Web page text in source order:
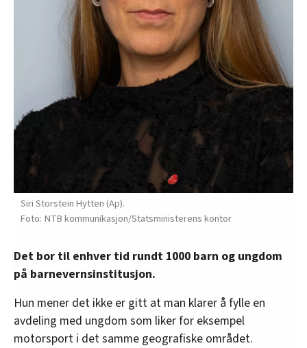
Siri Storstein Hytten (Ap).
NTB kommunikasjon/Statsministerens kontor
Det bor til enhver tid rundt 1000 barn og ungdom
på barnevernsinstitusjon.
Hun mener det ikke er gitt at man klarer å fylle en
avdeling med ungdom som liker for eksempel
motorsport i det samme geografiske området.